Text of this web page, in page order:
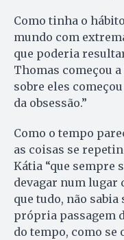
Como tinha o
mundo com
que poderia
Thomas começou a
sobre eles
da obsessão.”
Como o tempo
as coisas se
Kátia “que sempre
devagar num lugar
que tudo, não
própria passagem
do tempo, como se